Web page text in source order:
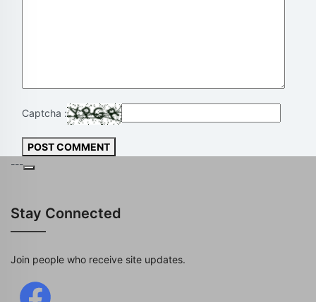
Captcha :
POST COMMENT
---
Stay Connected
Join people who receive site updates.